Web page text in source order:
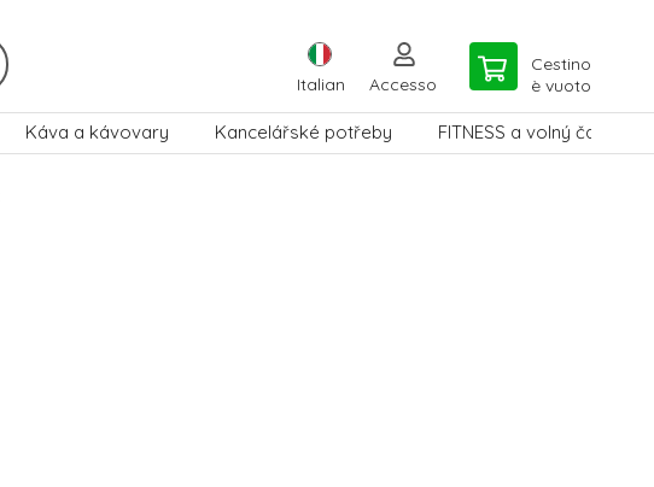
Italian Accesso
Cestino
è vuoto
Káva a kávovary Kancelářské potřeby FITNESS a volný čas